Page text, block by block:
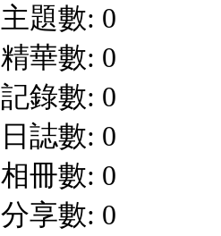
主題數: 0
精華數: 0
記錄數: 0
日誌數: 0
相冊數: 0
分享數: 0